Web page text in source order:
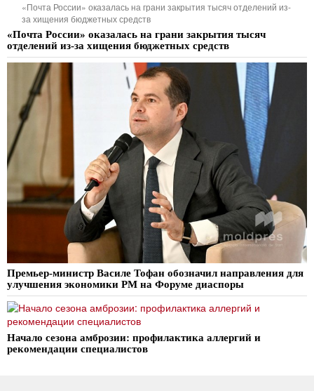
«Почта России» оказалась на грани закрытия тысяч отделений из-
за хищения бюджетных средств
«Почта России» оказалась на грани закрытия тысяч
отделений из-за хищения бюджетных средств
Премьер-министр Василе Тофан обозначил направления для
улучшения экономики РМ на Форуме диаспоры
Начало сезона амброзии: профилактика аллергий и
рекомендации специалистов